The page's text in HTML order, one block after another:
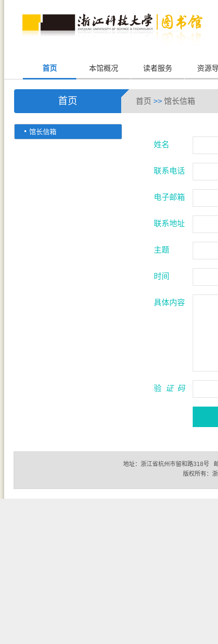
首页 本馆概况 读者服务 资源
首页 首页 >> 馆长信箱
馆长信箱
姓名
联系电话
电子邮箱
联系地址
主题
时间
具体内容
验 证 码
地址：浙江省杭州市留和路318号
版权所有：